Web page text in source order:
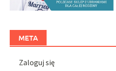
META
Zaloguj się